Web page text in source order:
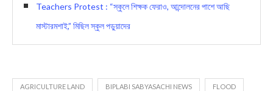
Teachers Protest : “স্কুলে শিক্ষক ফেরাও, আন্দোলনের পাশে আছি
মাস্টারমশাই,” মিছিল স্কুল পড়ুয়াদের
AGRICULTURE LAND BIPLABI SABYASACHI NEWS FLOOD